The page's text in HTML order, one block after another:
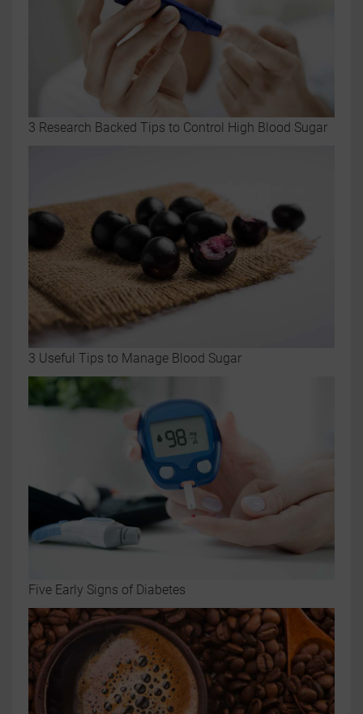
3 Research Backed Tips to Control High Blood Sugar
3 Useful Tips to Manage Blood Sugar
Five Early Signs of Diabetes